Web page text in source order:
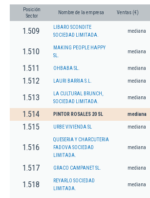
Posición
Sector
Nombre de la empresa Ventas (€)
1.509
LIBARO SCONDITE
SOCIEDAD LIMITADA.
mediana
1.510
MAKING PEOPLE HAPPY
SL.
mediana
1.511 OHBABA SL. mediana
1.512 LAURI BARRIA S.L. mediana
1.513
LA CULTURAL BRUNCH,
SOCIEDAD LIMITADA.
mediana
1.514 PINTOR ROSALES 20 SL mediana
1.515 URBE VIVIENDA SL mediana
1.516
QUESERIA Y CHARCUTERIA
FADOVA SOCIEDAD
LIMITADA.
mediana
1.517 GRACO CAMPANET SL. mediana
1.518
REYARLO SOCIEDAD
LIMITADA.
mediana